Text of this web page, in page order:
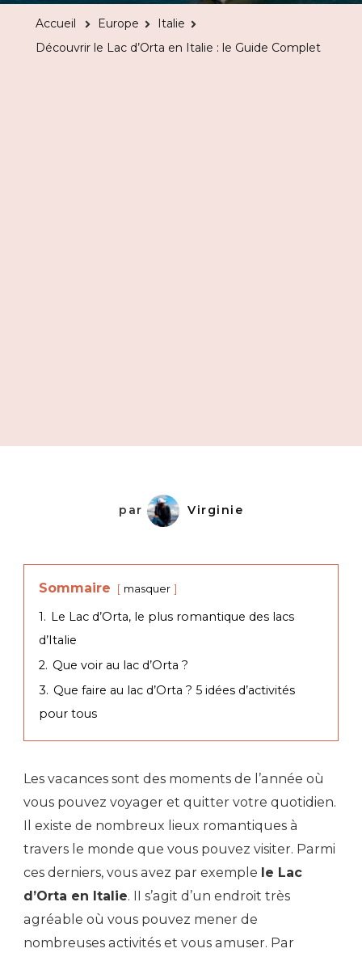
Accueil Europe
Italie
Découvrir le Lac d’Orta en Italie : le Guide Complet
par Virginie
Sommaire masquer
1. Le Lac d’Orta, le plus romantique des lacs
d’Italie
2. Que voir au lac d’Orta ?
3. Que faire au lac d’Orta ? 5 idées d’activités
pour tous
Les vacances sont des moments de l’année où
vous pouvez voyager et quitter votre quotidien.
Il existe de nombreux lieux romantiques à
travers le monde que vous pouvez visiter. Parmi
ces derniers, vous avez par exemple le Lac
d’Orta en Italie. II s’agit d’un endroit très
agréable où vous pouvez mener de
nombreuses activités et vous amuser. Par